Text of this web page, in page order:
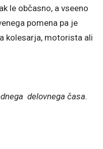
le občasno, a vseeno
pomena pa je
kolesarja, motorista ali
delovnega časa.